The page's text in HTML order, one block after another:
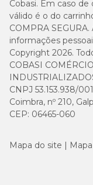
Cobasi. Em caso
válido é o do
COMPRA
informações
Copyright 2026.
COBASI
CNPJ 53.153.938/
Coimbra, nº 210,
CEP: 06465-060
Mapa do site